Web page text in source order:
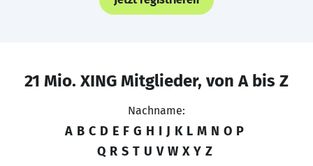
21 Mio. XING Mitglieder, von A bis Z
Nachname:
A B C D E F G H I J K L M N O P
Q R S T U V W X Y Z